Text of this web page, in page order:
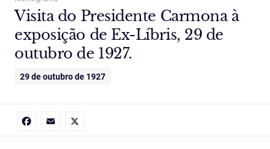
Visita do Presidente Carmona à
exposição de Ex-Líbris, 29 de
outubro de 1927.
29 de outubro de 1927